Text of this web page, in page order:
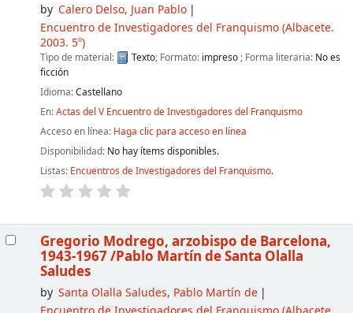
by Calero Delso, Juan Pablo
Encuentro de Investigadores del Franquismo(Albacete.
2003. 5º)
Tipo de material: Texto; Formato: impreso ; Forma literaria: No es
ficción
Idioma:Castellano
En:Actas del V Encuentro de Investigadores del Franquismo
Acceso en línea: Haga clic para acceso en línea
Disponibilidad: No hay ítems disponibles.
Listas: Encuentros de Investigadores del Franquismo.
Gregorio Modrego, arzobispo de Barcelona,
1943-1967/Pablo Martín de Santa Olalla
Saludes
by Santa Olalla Saludes, Pablo Martín de